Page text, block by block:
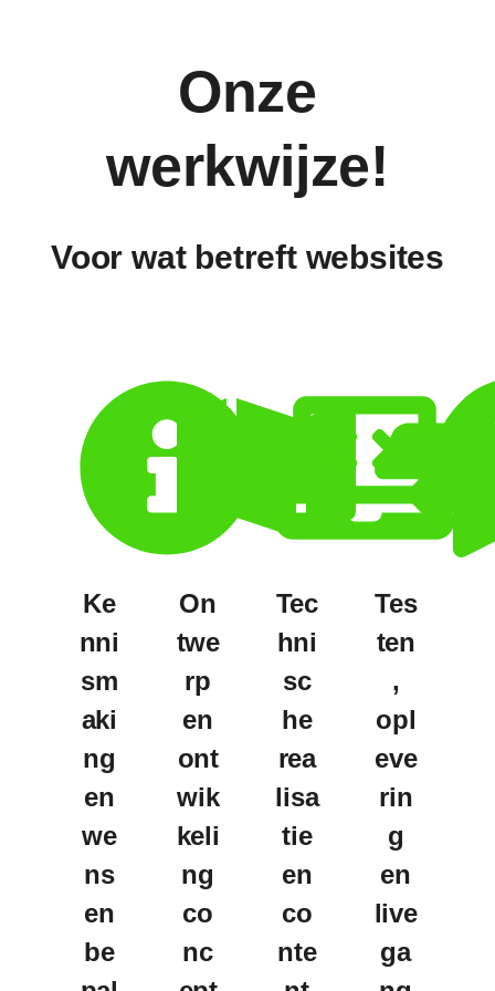
Onze
werkwijze!
Voor wat betreft websites
Ke
nni
sm
aki
ng
en
we
ns
en
be
On
twe
rp
en
ont
wik
keli
ng
co
nc
Tec
hni
sc
he
rea
lisa
tie
en
co
nte
Tes
ten
,
opl
eve
rin
g
en
live
ga